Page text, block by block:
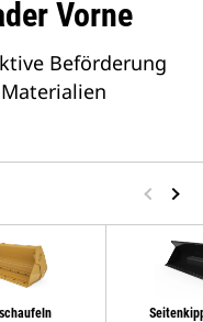
Vorne
Beförderung